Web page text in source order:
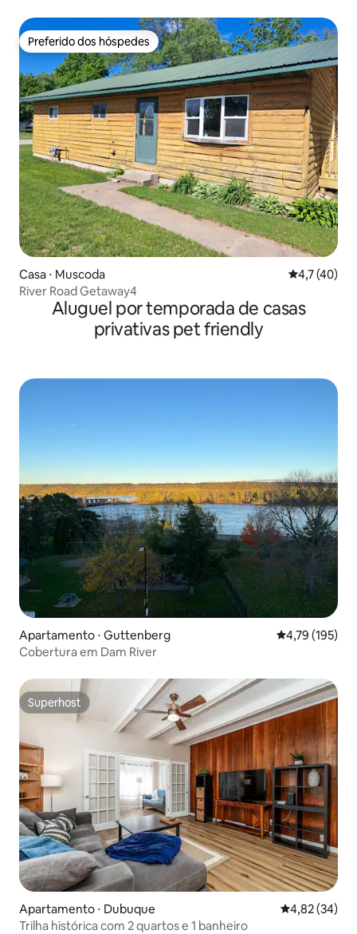
Preferido dos hóspedes
Preferido dos hóspedes
Casa ⋅ Muscoda 4,7 de uma
4,7 (40)
River Road Getaway4
Aluguel por temporada de casas
privativas pet friendly
Apartamento ⋅ Guttenberg 4,79 de uma
4,79 (195)
Cobertura em Dam River
Superhost
Superhost
Apartamento ⋅ Dubuque 4,82 de uma
4,82 (34)
Trilha histórica com 2 quartos e 1 banheiro